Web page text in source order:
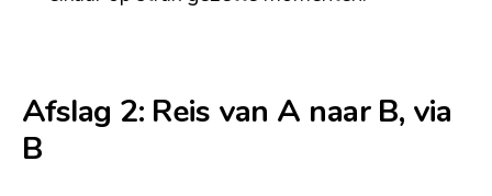
Afslag 2: Reis van A naar B, via
B